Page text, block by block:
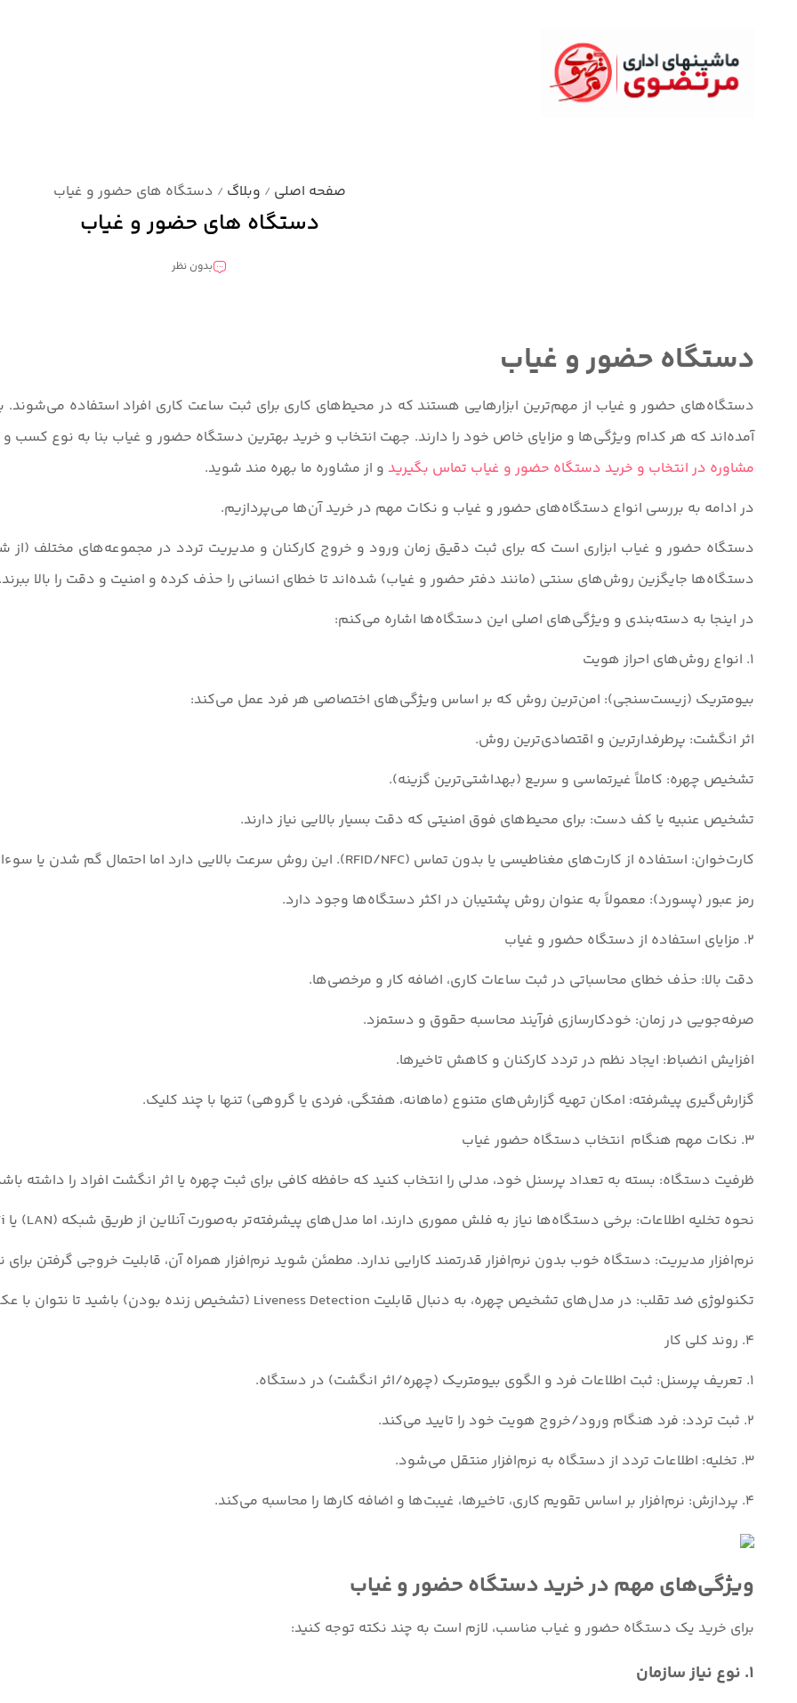
صفحه اصلی / وبلاگ / دستگاه های حضور و غیاب
دستگاه های حضور و غیاب
بدون نظر
دستگاه حضور و غیاب
دستگاه‌های حضور و غیاب از مهم‌ترین ابزارهایی هستند که در محیط‌های کاری برای ثبت ساعت کاری افراد استفاده می‌شوند. با
آمده‌اند که هر کدام ویژگی‌ها و مزایای خاص خود را دارند. جهت انتخاب و خرید بهترین دستگاه حضور و غیاب بنا به نوع کسب و
مشاوره در انتخاب و خرید دستگاه حضور و غیاب تماس بگیرید و از مشاوره ما بهره مند شوید.
در ادامه به بررسی انواع دستگاه‌های حضور و غیاب و نکات مهم در خرید آن‌ها می‌پردازیم.
دستگاه حضور و غیاب ابزاری است که برای ثبت دقیق زمان ورود و خروج کارکنان و مدیریت تردد در مجموعه‌های مختلف
دستگاه‌ها جایگزین روش‌های سنتی (مانند دفتر حضور و غیاب) شده‌اند تا خطای انسانی را حذف کرده و امنیت و دقت را بالا
در اینجا به دسته‌بندی و ویژگی‌های اصلی این دستگاه‌ها اشاره می‌کنم:
1. انواع روش‌های احراز هویت
بیومتریک (زیست‌سنجی): امن‌ترین روش که بر اساس ویژگی‌های اختصاصی هر فرد عمل می‌کند:
اثر انگشت: پرطرفدارترین و اقتصادی‌ترین روش.
تشخیص چهره: کاملاً غیرتماسی و سریع (بهداشتی‌ترین گزینه).
تشخیص عنبیه یا کف دست: برای محیط‌های فوق امنیتی که دقت بسیار بالایی نیاز دارند.
کارت‌خوان: استفاده از کارت‌های مغناطیسی یا بدون تماس (RFID/NFC). این روش سرعت بالایی دارد اما احتمال گم شدن یا سوءاستفاده (کارت‌زنی به جای همکار) در آن وجود دارد.
رمز عبور (پسورد): معمولاً به عنوان روش پشتیبان در اکثر دستگاه‌ها وجود دارد.
2. مزایای استفاده از دستگاه حضور و غیاب
دقت بالا: حذف خطای محاسباتی در ثبت ساعات کاری، اضافه کار و مرخصی‌ها.
صرفه‌جویی در زمان: خودکارسازی فرآیند محاسبه حقوق و دستمزد.
افزایش انضباط: ایجاد نظم در تردد کارکنان و کاهش تاخیرها.
گزارش‌گیری پیشرفته: امکان تهیه گزارش‌های متنوع (ماهانه، هفتگی، فردی یا گروهی) تنها با چند کلیک.
3. نکات مهم هنگام انتخاب دستگاه حضور غیاب
ظرفیت دستگاه: بسته به تعداد پرسنل خود، مدلی را انتخاب کنید که حافظه کافی برای ثبت چهره یا اثر انگشت افراد را داشته
نحوه تخلیه اطلاعات: برخی دستگاه‌ها نیاز به فلش مموری دارند، اما مدل‌های پیشرفته‌تر به‌صورت آنلاین از طریق شبکه (LAN) یا Wi-Fi به نرم‌افزار متصل می‌شوند.
نرم‌افزار مدیریت: دستگاه خوب بدون نرم‌افزار قدرتمند کارایی ندارد. مطمئن شوید نرم‌افزار همراه آن، قابلیت خروجی گرفتن
تکنولوژی ضد تقلب: در مدل‌های تشخیص چهره، به دنبال قابلیت Liveness Detection (تشخیص زنده بودن) باشید تا نتوان با عکس یا ویدیو، دستگاه را فریب داد.
4. روند کلی کار
1. تعریف پرسنل: ثبت اطلاعات فرد و الگوی بیومتریک (چهره/اثر انگشت) در دستگاه.
2. ثبت تردد: فرد هنگام ورود/خروج هویت خود را تایید می‌کند.
3. تخلیه: اطلاعات تردد از دستگاه به نرم‌افزار منتقل می‌شود.
4. پردازش: نرم‌افزار بر اساس تقویم کاری، تاخیرها، غیبت‌ها و اضافه کارها را محاسبه می‌کند.
ویژگی‌های مهم در خرید دستگاه حضور و غیاب
برای خرید یک دستگاه حضور و غیاب مناسب، لازم است به چند نکته توجه کنید:
1. نوع نیاز سازمان